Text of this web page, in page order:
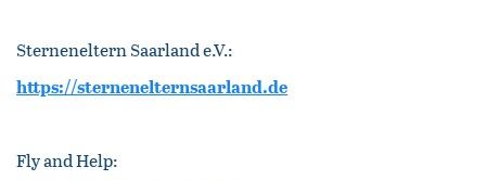
Sterneneltern Saarland e.V.:
https://sternenelternsaarland.de
Fly and Help: